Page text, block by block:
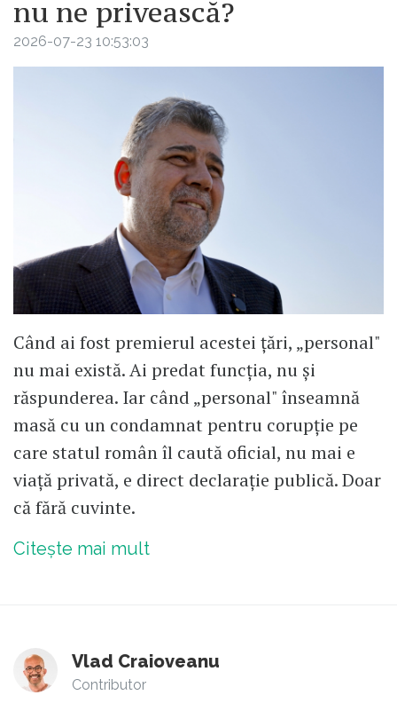
nu ne privească?
2026-07-23 10:53:03
Când ai fost premierul acestei țări, „personal"
nu mai există. Ai predat funcția, nu și
răspunderea. Iar când „personal" înseamnă
masă cu un condamnat pentru corupție pe
care statul român îl caută oficial, nu mai e
viață privată, e direct declarație publică. Doar
că fără cuvinte.
Citește mai mult
Vlad Craioveanu
Contributor